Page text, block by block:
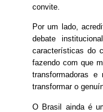
convite.
Por um lado,
debate
características do
fazendo com que
transformadoras
transformar o
O Brasil ainda é